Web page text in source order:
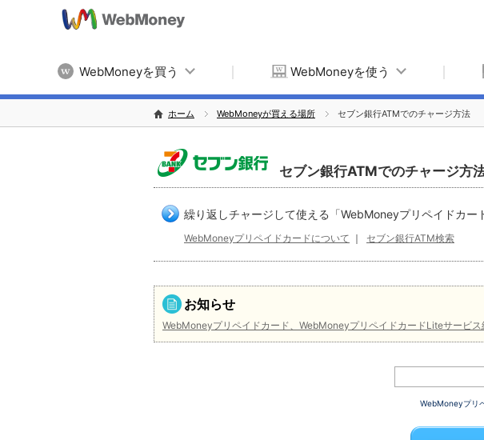
WebMoneyを買う WebMoneyを使う
ホーム WebMoneyが買える場所 セブン銀行ATMでのチャージ方法
セブン銀行ATMでのチャージ方
繰り返しチャージして使える「WebMoneyプリペイドカー
WebMoneyプリペイドカードについて ｜ セブン銀行ATM検索
お知らせ
WebMoneyプリペイドカード、WebMoneyプリペイドカードLiteサービ
WebMoneyプリ